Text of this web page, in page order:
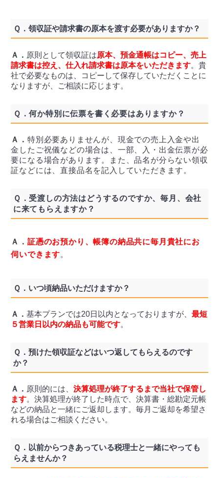
Ｑ． 領収証や請求書の原本を渡す必要がありますか？
Ａ． 原則として領収証は原本、預金通帳はコピー、売上
請求書は控え、仕入れ請求書は原本をいただきます。貴
社で必要なものは、コピーして保存していただくことに
なりますが、ご相談に応じます。
Ｑ．何か特別に伝票を書く必要はありますか？
Ａ．特別必要ありませんが、現金での売上入金や出
金したご祝儀などの場合は、一部、入・出金伝票が必
要になる場合があります。また、品名が分らない領収
証などには、直接品名を記入していただきます。
Ｑ． 受渡しの方法はどうするのですか、毎月、会社
に来てもらえますか？
Ａ．証憑のお預かり、帳簿の納品共に毎月貴社にお
伺いできます。
Ｑ． いつ頃納品いただけますか？
Ａ．基本プランでは20日以内となっておりますが、最短
５営業日以内の納品も可能です。
Ｑ． 預けた領収証などはいつ返してもらえるのです
か？
Ａ． 原則的には、決算処理が終了するまで当社で保管し
ます。決算処理が終了した時点で、決算書・総勘定元帳
などの納品と一緒にご返却します。毎月ご返却を希望さ
れる場合はご相談ください。
Ｑ． 以前からつきあっている税理士と一緒にやっても
らえませんか？